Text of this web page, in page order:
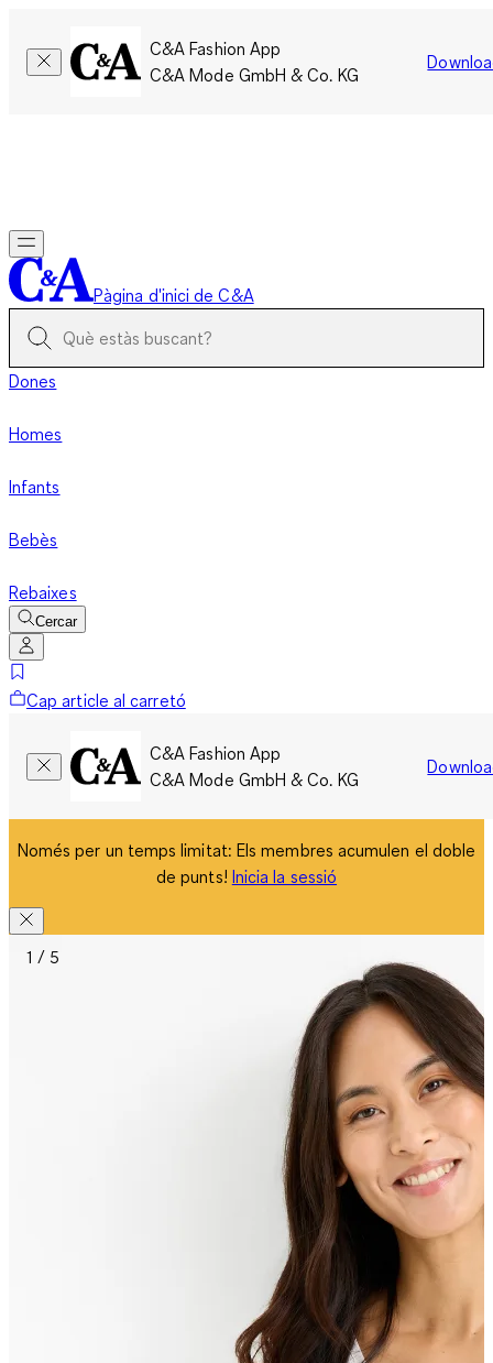
C&A Fashion App
C&A Mode GmbH & Co. KG
Pàgina d'inici de C&A
Dones
Homes
Infants
Bebès
Rebaixes
Cercar
Cap article al carretó
C&A Fashion App
C&A Mode GmbH & Co. KG
Només per un temps limitat: Els membres acumulen el doble
de punts! Inicia la sessió
1 / 5